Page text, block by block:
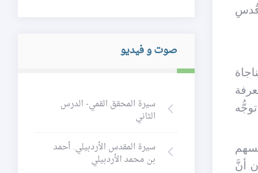
قُدسِ
أنَّ
صوت و فيديو
سيرة المحقق القمي- الدرس
الثاني
سيرة المقدس الأردبيلي. أحمد
بن محمد الأردبيلي